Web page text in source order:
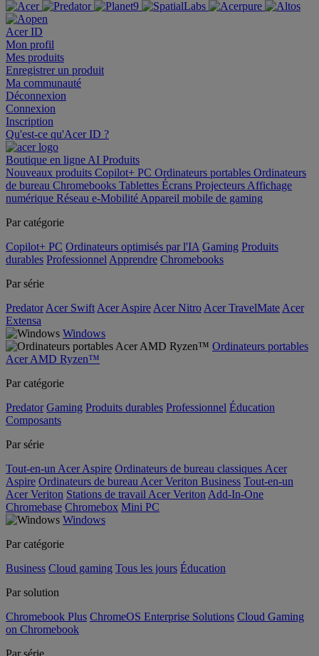
Acer ID
Mon profil
Mes produits
Enregistrer un produit
Ma communauté
Déconnexion
Connexion
Inscription
Qu'est-ce qu'Acer ID ?
Boutique en ligne AI Produits
Nouveaux produits Copilot+ PC Ordinateurs portables Ordinateurs
de bureau Chromebooks Tablettes Écrans Projecteurs Affichage
numérique Réseau e-Mobilité Appareil mobile de gaming
Par catégorie
Copilot+ PC Ordinateurs optimisés par l'IA Gaming Produits
durables Professionnel Apprendre Chromebooks
Par série
Predator Acer Swift Acer Aspire Acer Nitro Acer TravelMate Acer
Extensa
Windows
Ordinateurs portables
Acer AMD Ryzen™
Par catégorie
Predator Gaming Produits durables Professionnel Éducation
Composants
Par série
Tout-en-un Acer Aspire Ordinateurs de bureau classiques Acer
Aspire Ordinateurs de bureau Acer Veriton Business Tout-en-un
Acer Veriton Stations de travail Acer Veriton Add-In-One
Chromebase Chromebox Mini PC
Windows
Par catégorie
Business Cloud gaming Tous les jours Éducation
Par solution
Chromebook Plus ChromeOS Enterprise Solutions Cloud Gaming
on Chromebook
Par série